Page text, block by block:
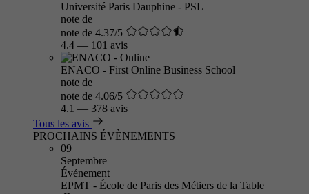
Université Paris Dauphine - PSL
note de
note de 4.37/5
4.4 — 101 avis
ENACO - First Online Business School
note de
note de 4.06/5
4.1 — 378 avis
Tous les avis
PROCHAINS ÉVÈNEMENTS
09
Septembre
Événement
EPMT - École de Paris des Métiers de la Table